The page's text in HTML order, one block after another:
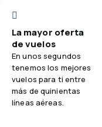
La mayor oferta
de vuelos
En unos segundos
tenemos los mejores
vuelos para ti entre
más de quinientas
líneas aéreas.